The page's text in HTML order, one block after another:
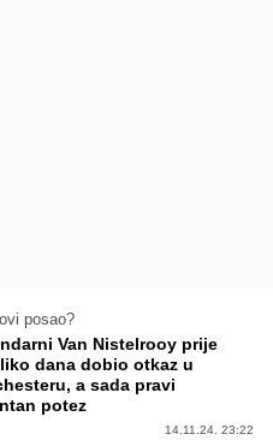
posao?
Van Nistelrooy prije
dana dobio otkaz u
a sada pravi
potez
14.11.24. 23:22